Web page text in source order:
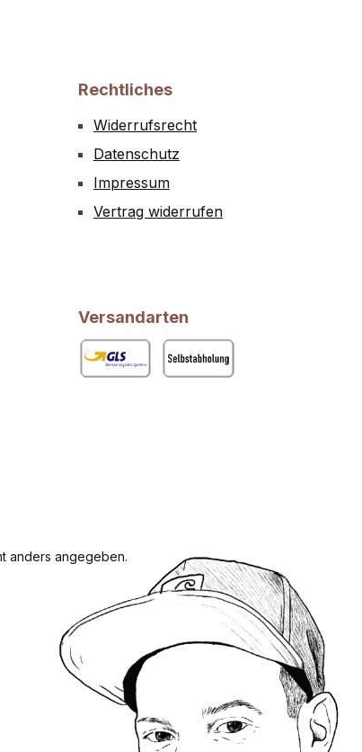
Rechtliches
Widerrufsrecht
Datenschutz
Impressum
Vertrag widerrufen
Bild 1
Versandarten
anders angegeben.